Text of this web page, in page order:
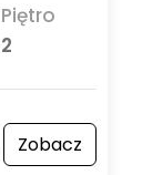
Piętro
2
Zobacz